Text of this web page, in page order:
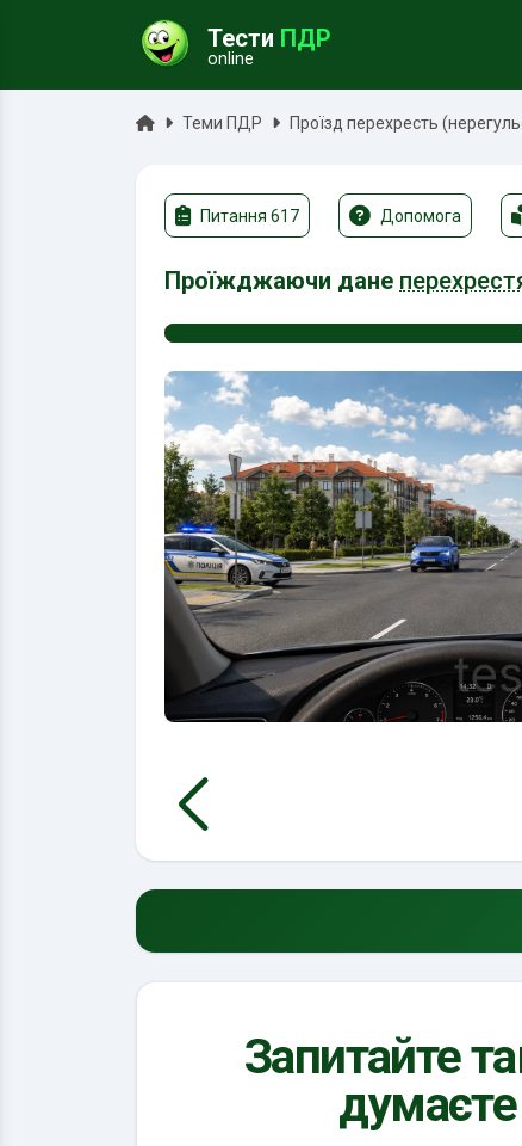
Тести ПДР
online
ГоловнаТеми ПДР Проїзд перехресть
Питання 617 Допомога
Проїжджаючи дане
Запитайте
думаєте